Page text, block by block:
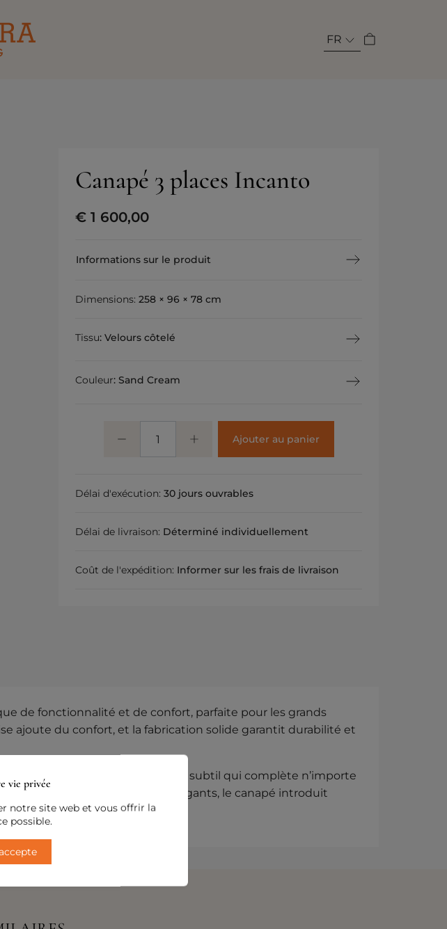
FR
Canapé 3 places Incanto
€ 1 600,00
Informations sur le produit
Dimensions:258 × 96 × 78 cm
Tissu: Velours côtelé
Couleur: Sand Cream
Ajouter au panier
Délai d'exécution:30 jours ouvrables
Délai de livraison: Déterminé individuellement
Coût de l'expédition: Informer sur les frais de livraison
de fonctionnalité et de confort, parfaite pour les grands
ajoute du confort, et la fabrication solide garantit durabilité et
une élégance et un charme subtil qui complète n’importe
des crèmes claires aux gris élégants, le canapé introduit
vie privée
notre site web et vous offrir la
possible.